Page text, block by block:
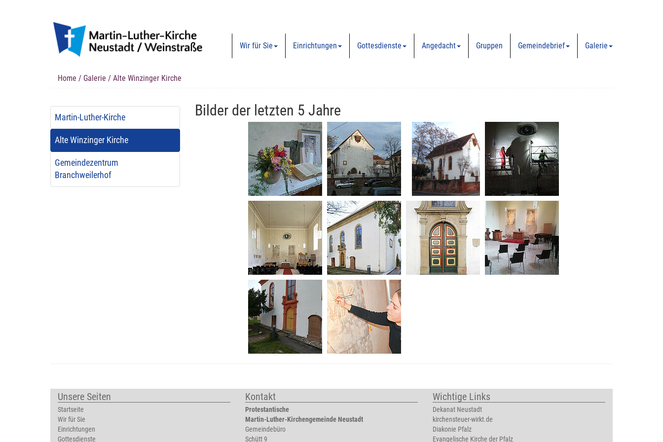
Wir für Sie Einrichtungen Gottesdienste Angedacht Gruppen Gemeindebrief Galerie
Home / Galerie / Alte Winzinger Kirche
Martin-Luther-Kirche
Alte Winzinger Kirche
Gemeindezentrum
Branchweilerhof
Bilder der letzten 5 Jahre
Unsere Seiten
Startseite
Wir für Sie
Einrichtungen
Gottesdienste
Kontakt
Protestantische
Martin-Luther-Kirchengemeinde Neustadt
Gemeindebüro
Schütt 9
Wichtige Links
Dekanat Neustadt
kirchensteuer-wirkt.de
Diakonie Pfalz
Evangelische Kirche der Pfalz